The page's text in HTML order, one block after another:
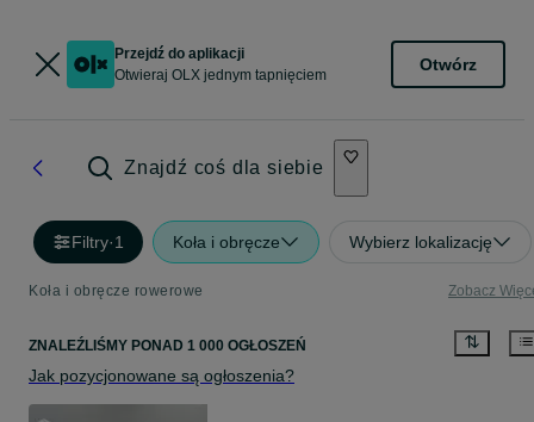
Przejdź do aplikacji
Otwieraj OLX jednym tapnięciem
Otwórz
Znajdź coś dla siebie
Filtry·1 Koła i obręcze Wybierz lokalizację
Koła i obręcze rowerowe Zobacz
ZNALEŹLIŚMY PONAD 1 000 OGŁOSZEŃ
Jak pozycjonowane są ogłoszenia?